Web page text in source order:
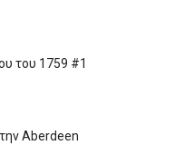
του 1759 #1
Aberdeen